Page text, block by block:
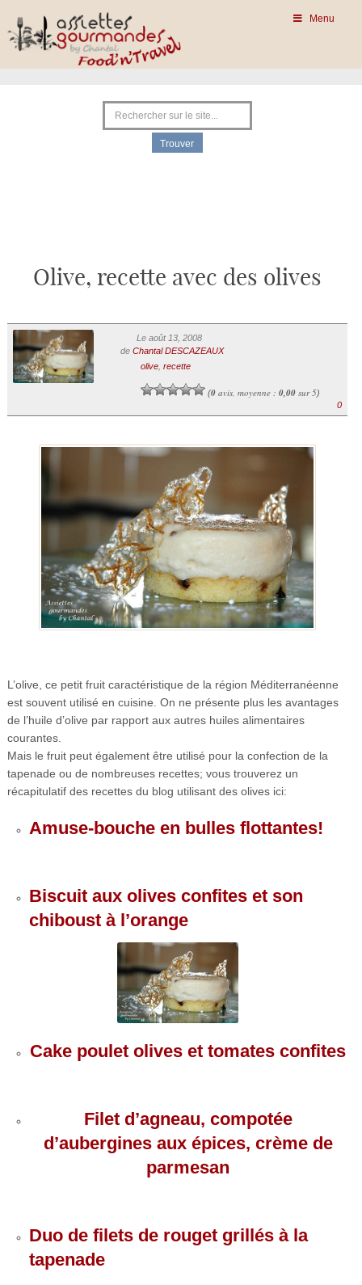
Menu
Olive, recette avec des olives
Le août 13, 2008
de Chantal DESCAZEAUX
olive, recette
(0avis, moyenne : 0,00sur 5)
0
L’olive, ce petit fruit caractéristique de la région Méditerranéenne
est souvent utilisé en cuisine. On ne présente plus les avantages
de l’huile d’olive par rapport aux autres huiles alimentaires
courantes.
Mais le fruit peut également être utilisé pour la confection de la
tapenade ou de nombreuses recettes; vous trouverez un
récapitulatif des recettes du blog utilisant des olives ici:
Amuse-bouche en bulles flottantes!
Biscuit aux olives confites et son
chiboust à l’orange
Cake poulet olives et tomates confites
Filet d’agneau, compotée
d’aubergines aux épices, crème de
parmesan
Duo de filets de rouget grillés à la
tapenade